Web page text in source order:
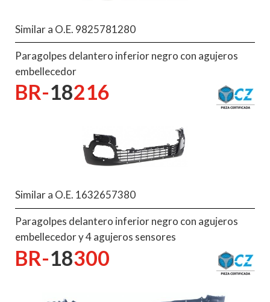
Similar a O.E. 9825781280
Paragolpes delantero inferior negro con agujeros
embellecedor
BR-18216
Similar a O.E. 1632657380
Paragolpes delantero inferior negro con agujeros
embellecedor y 4 agujeros sensores
BR-18300